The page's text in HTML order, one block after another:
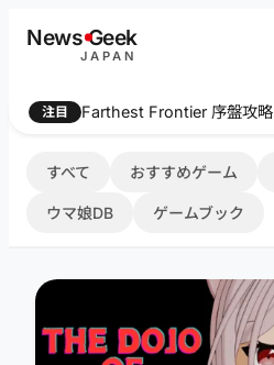
NewsGeek
JAPAN
注目 Farthest Frontier 序盤攻略
すべて おすすめゲーム
ウマ娘DB ゲームブック